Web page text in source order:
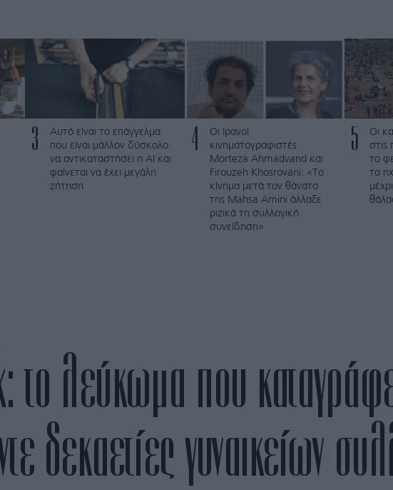
3
Αυτό είναι το επάγγελμα
που είναι μάλλον δύσκολο
να αντικαταστήσει η AI και
φαίνεται να έχει μεγάλη
ζήτηση
4
Οι Ιρανοί
κινηματογραφιστές
Morteza Ahmadvand και
Firouzeh Khosrovani: «Το
κίνημα μετά τον θάνατο
της Mahsa Amini άλλαξε
ριζικά τη συλλογική
συνείδηση»
5
Οι
στις
το
τα
λεύκωμα που
δεκαετίες γυναικείων